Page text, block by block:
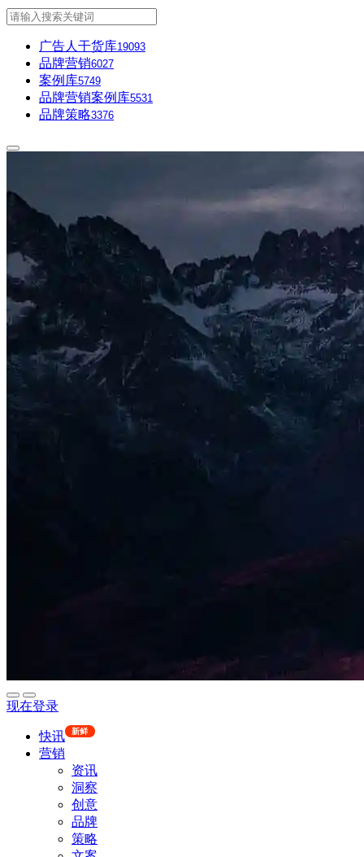
广告人干货库19093
品牌营销6027
案例库5749
品牌营销案例库5531
品牌策略3376
现在登录
快讯 新鲜
营销
资讯
洞察
创意
品牌
策略